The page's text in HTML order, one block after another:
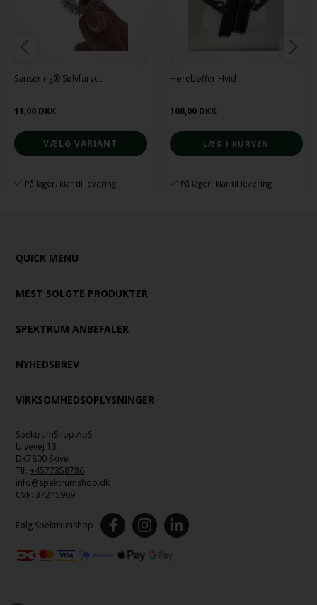
Sansering® Sølvfarvet
11,00 DKK
VÆLG VARIANT
På lager, klar til levering
Hørebøffer Hvid
108,00 DKK
På lager, klar til levering
QUICK MENU
MEST SOLGTE PRODUKTER
SPEKTRUM ANBEFALER
NYHEDSBREV
VIRKSOMHEDSOPLYSNINGER
SpektrumShop ApS
Ulvevej 13
DK7800 Skive
Tlf. +4577358786
info@spektrumshop.dk
CVR: 37245909
Følg Spektrumshop